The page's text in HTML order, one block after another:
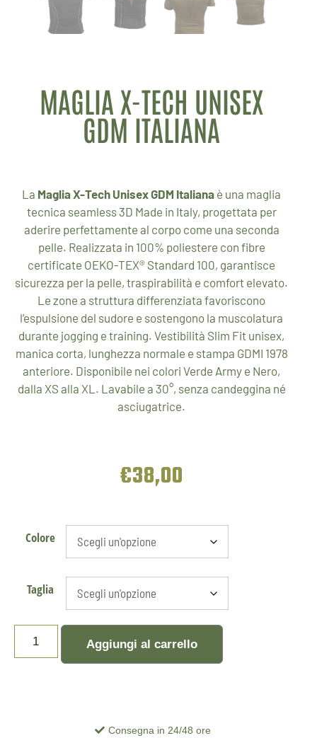
MAGLIA X-TECH UNISEX
GDM ITALIANA
La Maglia X-Tech Unisex GDM Italiana è una maglia
tecnica seamless 3D Made in Italy, progettata per
aderire perfettamente al corpo come una seconda
pelle. Realizzata in 100% poliestere con fibre
certificate OEKO-TEX® Standard 100, garantisce
sicurezza per la pelle, traspirabilità e comfort elevato.
Le zone a struttura differenziata favoriscono
l’espulsione del sudore e sostengono la muscolatura
durante jogging e training. Vestibilità Slim Fit unisex,
manica corta, lunghezza normale e stampa GDMI 1978
anteriore. Disponibile nei colori Verde Army e Nero,
dalla XS alla XL. Lavabile a 30°, senza candeggina né
asciugatrice.
€38,00
Colore
Taglia
Aggiungi al carrello
Consegna in 24/48 ore